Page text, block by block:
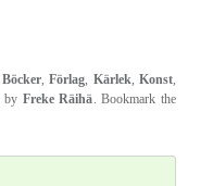
Böcker,Förlag, Kärlek, Konst,
by Freke Räihä. Bookmark the